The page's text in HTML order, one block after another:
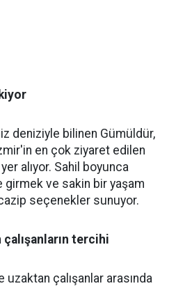
deniziyle bilinen Gümüldür,
en çok ziyaret edilen
alıyor. Sahil boyunca
girmek ve sakin bir yaşam
seçenekler sunuyor.
tercihi
uzaktan çalışanlar arasında